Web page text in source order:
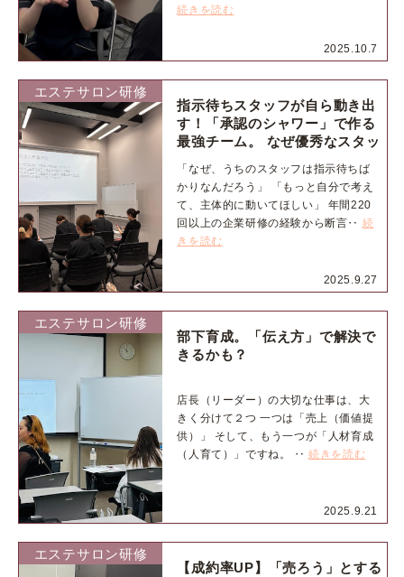
2025.10.7
続きを読む
エステサロン研修
2025.9.27
指示待ちスタッフが自ら動き出
す！「承認のシャワー」で作る
最強チーム。 なぜ優秀なスタッ
「なぜ、うちのスタッフは指示待ちば
かりなんだろう」 「もっと自分で考え
て、主体的に動いてほしい」 年間220
回以上の企業研修の経験から断言‥ 続
きを読む
エステサロン研修
2025.9.21
部下育成。「伝え方」で解決で
きるかも？
店長（リーダー）の大切な仕事は、大
きく分けて２つ 一つは「売上（価値提
供）」 そして、もう一つが「人材育成
（人育て）」ですね。 ‥続きを読む
エステサロン研修
【成約率UP】「売ろう」とする